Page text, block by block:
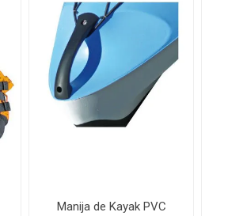
Manija de Kayak PVC